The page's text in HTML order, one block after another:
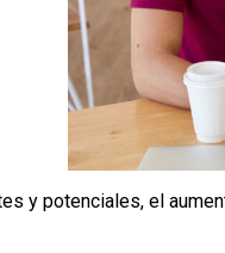
y potenciales, el